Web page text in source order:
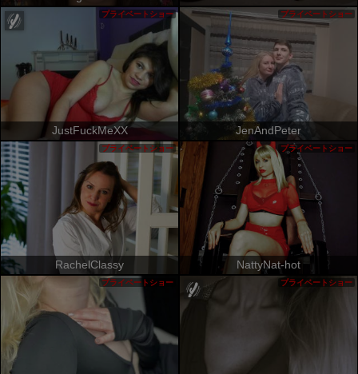
JustFuckMeXX
プライベートショー
JenAndPeter
プライベートショー
RachelClassy
プライベートショー
NattyNat-hot
プライベートショー
プライベートショー プライベートショー